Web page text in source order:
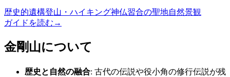
歴史的遺構登山・ハイキング神仏習合の聖地自然景観
ガイドを読む →
金剛山について
歴史と自然の融合: 古代の伝説や役小角の修行伝説が残